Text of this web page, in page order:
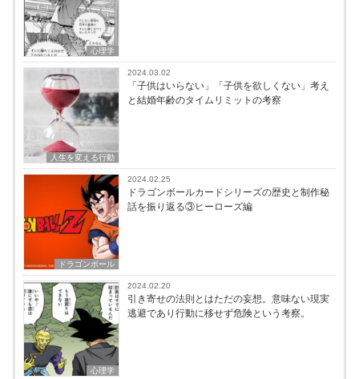
心理学
人生を変える行動
2024.03.02
「子供はいらない」「子供を欲しくない」考え
と結婚年齢のタイムリミットの考察
ドラゴンボール
2024.02.25
ドラゴンボールカードシリーズの歴史と制作秘
話を振り返る③ヒーローズ編
心理学
2024.02.20
引き寄せの法則とはただの妄想。意味ない現実
逃避であり行動に移せず危険という考察。